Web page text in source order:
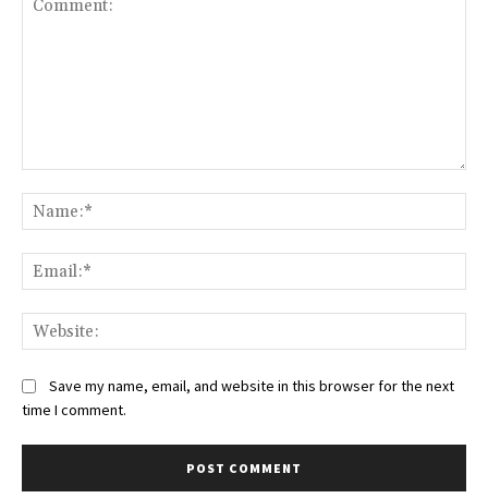
Save my name, email, and website in this browser for the next
time I comment.